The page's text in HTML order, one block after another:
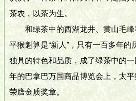
茶农，以茶为生。
和绿茶中的西湖龙井、黄山毛峰
平猴魁算是“新人”，只有一百多年
独具的特色和品质，成了绿茶中的一
年的巴拿巴万国商品博览会上，太平
荣膺金质奖章。